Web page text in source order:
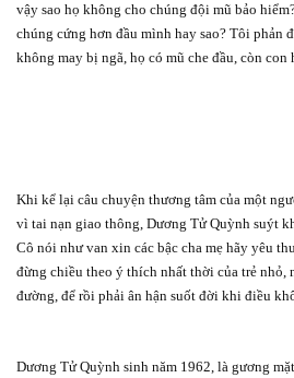
vậy sao họ không cho chúng đội mũ bảo
chúng cứng hơn đầu mình hay sao? Tôi phản
không may bị ngã, họ có mũ che đầu, còn con
Khi kể lại câu chuyện thương tâm của một
vì tai nạn giao thông, Dương Tử Quỳnh suýt
Cô nói như van xin các bậc cha mẹ hãy yêu
đừng chiều theo ý thích nhất thời của trẻ nhỏ,
đường, để rồi phải ân hận suốt đời khi điều
Dương Tử Quỳnh sinh năm 1962, là gương